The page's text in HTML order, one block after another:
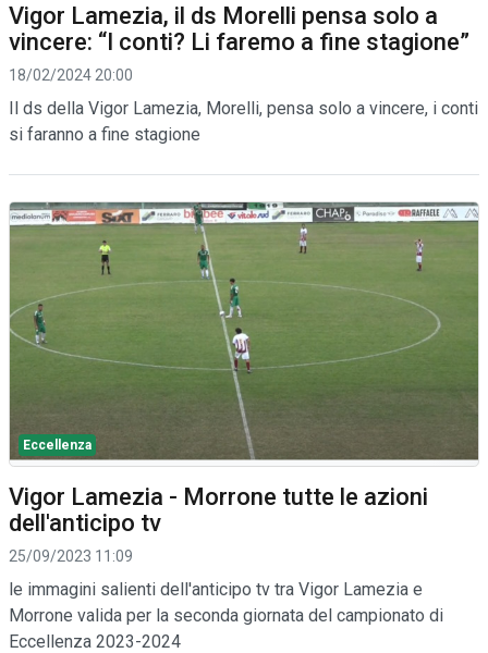
Vigor Lamezia, il ds Morelli pensa solo a
vincere: “I conti? Li faremo a fine stagione”
18/02/2024 20:00
Il ds della Vigor Lamezia, Morelli, pensa solo a vincere, i conti
si faranno a fine stagione
Eccellenza
Vigor Lamezia - Morrone tutte le azioni
dell'anticipo tv
25/09/2023 11:09
le immagini salienti dell'anticipo tv tra Vigor Lamezia e
Morrone valida per la seconda giornata del campionato di
Eccellenza 2023-2024